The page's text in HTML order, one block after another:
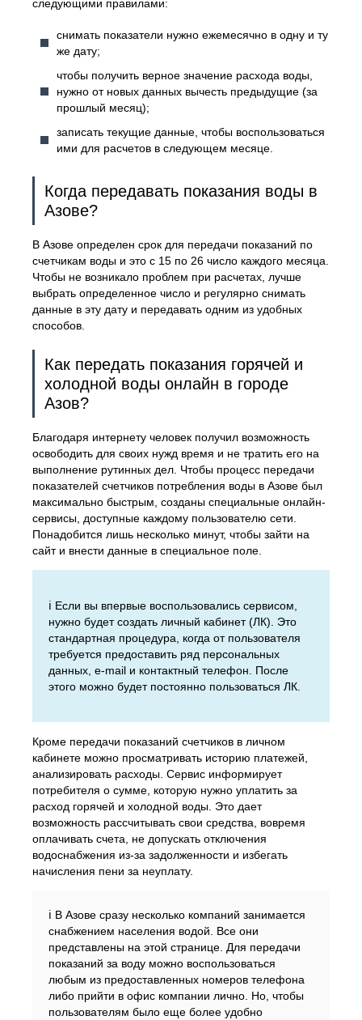
следующими правилами:
снимать показатели нужно ежемесячно в одну и ту
же дату;
чтобы получить верное значение расхода воды,
нужно от новых данных вычесть предыдущие (за
прошлый месяц);
записать текущие данные, чтобы воспользоваться
ими для расчетов в следующем месяце.
Когда передавать показания воды в
Азове?
В Азове определен срок для передачи показаний по
счетчикам воды и это с 15 по 26 число каждого месяца.
Чтобы не возникало проблем при расчетах, лучше
выбрать определенное число и регулярно снимать
данные в эту дату и передавать одним из удобных
способов.
Как передать показания горячей и
холодной воды онлайн в городе
Азов?
Благодаря интернету человек получил возможность
освободить для своих нужд время и не тратить его на
выполнение рутинных дел. Чтобы процесс передачи
показателей счетчиков потребления воды в Азове был
максимально быстрым, созданы специальные онлайн-
сервисы, доступные каждому пользователю сети.
Понадобится лишь несколько минут, чтобы зайти на
сайт и внести данные в специальное поле.
ℹ️ Если вы впервые воспользовались сервисом,
нужно будет создать личный кабинет (ЛК). Это
стандартная процедура, когда от пользователя
требуется предоставить ряд персональных
данных, e-mail и контактный телефон. После
этого можно будет постоянно пользоваться ЛК.
Кроме передачи показаний счетчиков в личном
кабинете можно просматривать историю платежей,
анализировать расходы. Сервис информирует
потребителя о сумме, которую нужно уплатить за
расход горячей и холодной воды. Это дает
возможность рассчитывать свои средства, вовремя
оплачивать счета, не допускать отключения
водоснабжения из-за задолженности и избегать
начисления пени за неуплату.
ℹ️ В Азове сразу несколько компаний занимается
снабжением населения водой. Все они
представлены на этой странице. Для передачи
показаний за воду можно воспользоваться
любым из предоставленных номеров телефона
либо прийти в офис компании лично. Но, чтобы
пользователям было еще более удобно